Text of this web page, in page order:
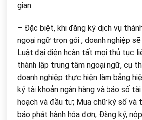
gian.
– Đặc biệt, khi đăng ký dịch vụ
ngoại ngữ trọn gói , doanh nghiệp
Luật đại diện hoàn tất mọi thủ tục
thành lập trung tâm ngoại ngữ, cụ
doanh nghiệp thực hiện làm bảng
ký tài khoản ngân hàng và báo số
hoạch và đầu tư; Mua chữ ký số và
báo phát hành hóa đơn; Đăng ký,